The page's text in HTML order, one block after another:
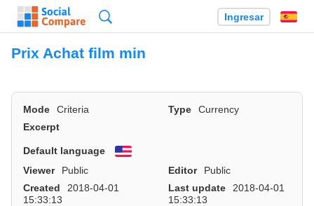
Ingresar
Prix Achat film min
Mode Criteria Type
Currency
Excerpt
Default language
English
Viewer
Public Editor
Public
Created
2018-04-01
15:33:13
Last update
2018-04-01
15:33:13